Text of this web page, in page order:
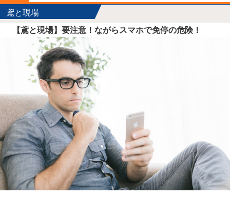
鳶と現場
【鳶と現場】要注意！ながらスマホで免停の危険！